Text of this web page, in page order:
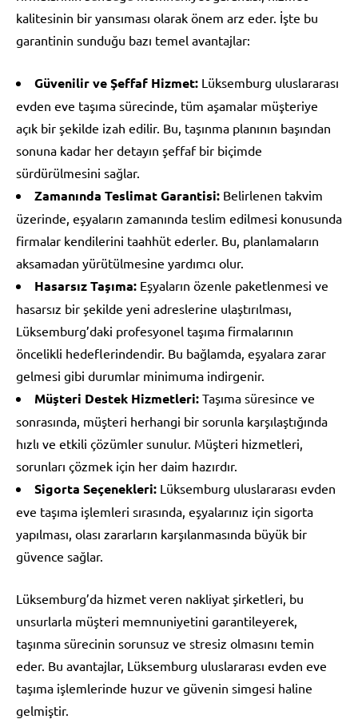
kalitesinin bir yansıması olarak önem arz eder. İşte bu
garantinin sunduğu bazı temel avantajlar:
Güvenilir ve Şeffaf Hizmet: Lüksemburg uluslararası
evden eve taşıma sürecinde, tüm aşamalar müşteriye
açık bir şekilde izah edilir. Bu, taşınma planının başından
sonuna kadar her detayın şeffaf bir biçimde
sürdürülmesini sağlar.
Zamanında Teslimat Garantisi: Belirlenen takvim
üzerinde, eşyaların zamanında teslim edilmesi konusunda
firmalar kendilerini taahhüt ederler. Bu, planlamaların
aksamadan yürütülmesine yardımcı olur.
Hasarsız Taşıma: Eşyaların özenle paketlenmesi ve
hasarsız bir şekilde yeni adreslerine ulaştırılması,
Lüksemburg’daki profesyonel taşıma firmalarının
öncelikli hedeflerindendir. Bu bağlamda, eşyalara zarar
gelmesi gibi durumlar minimuma indirgenir.
Müşteri Destek Hizmetleri: Taşıma süresince ve
sonrasında, müşteri herhangi bir sorunla karşılaştığında
hızlı ve etkili çözümler sunulur. Müşteri hizmetleri,
sorunları çözmek için her daim hazırdır.
Sigorta Seçenekleri: Lüksemburg uluslararası evden
eve taşıma işlemleri sırasında, eşyalarınız için sigorta
yapılması, olası zararların karşılanmasında büyük bir
güvence sağlar.
Lüksemburg’da hizmet veren nakliyat şirketleri, bu
unsurlarla müşteri memnuniyetini garantileyerek,
taşınma sürecinin sorunsuz ve stresiz olmasını temin
eder. Bu avantajlar, Lüksemburg uluslararası evden eve
taşıma işlemlerinde huzur ve güvenin simgesi haline
gelmiştir.